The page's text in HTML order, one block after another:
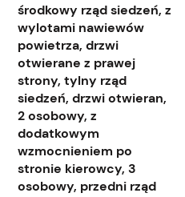
środkowy rząd siedzeń, z
wylotami nawiewów
powietrza, drzwi
otwierane z prawej
strony, tylny rząd
siedzeń, drzwi otwieran,
2 osobowy, z
dodatkowym
wzmocnieniem po
stronie kierowcy, 3
osobowy, przedni rząd